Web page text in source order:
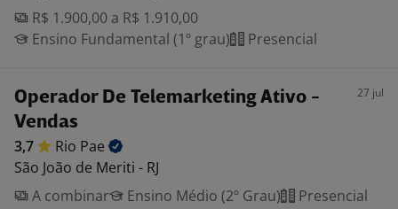
R$ 1.900,00 a R$ 1.910,00
Ensino Fundamental (1º grau)
Presencial
Operador De Telemarketing Ativo -
Vendas
27 jul
3,7 Rio Pae
São João de Meriti - RJ
A combinar
Ensino Médio (2º Grau) Presencial